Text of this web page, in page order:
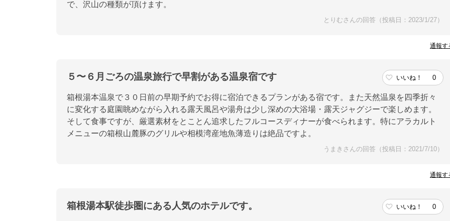
で、沢山の種類が頂けます。
とりむさんの回答（投稿日：2023/1/27）
通報す
５〜６月ごろの温泉旅行で早割がある温泉宿です いいね！ 0
箱根湯本温泉で３０日前の早期予約でお得に宿泊できるプランがある宿です。また天然温泉を四季折々
に変化する庭園眺めながら入れる露天風呂や湯舟は少し深めの大浴場・露天ジャグジーで楽しめます。
そして食事ですが、厳選素材をとことん追求したフルコースディナーが食べられます。特にアラカルト
メニューの箱根山麓豚のグリルや相模湾産地魚薄造りは絶品ですよ。
うまきさんの回答（投稿日：2021/7/10）
通報す
箱根湯本駅徒歩圏にある人気のホテルです。 いいね！ 0